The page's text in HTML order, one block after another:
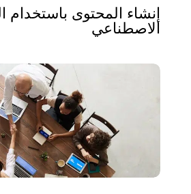
إنشاء المحتوى باستخدام
الاصطناعي